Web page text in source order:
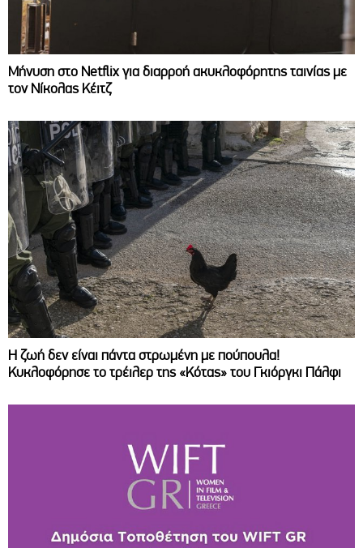
Μήνυση στο Netflix για διαρροή ακυκλοφόρητης ταινίας με
τον Νίκολας Κέιτζ
Η ζωή δεν είναι πάντα στρωμένη με πούπουλα!
Κυκλοφόρησε το τρέιλερ της «Κότας» του Γκιόργκι Πάλφι